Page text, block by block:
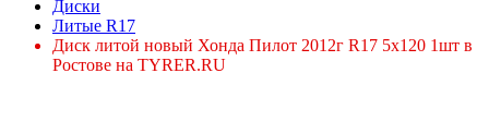
Диски
Литые R17
Диск литой новый Хонда Пилот 2012г R17 5x120 1шт в
Ростове на TYRER.RU